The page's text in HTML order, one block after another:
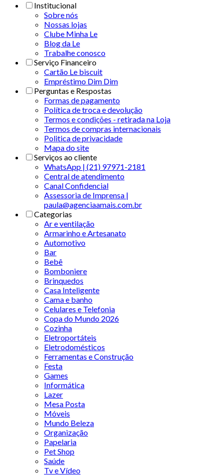
Institucional
Sobre nós
Nossas lojas
Clube Minha Le
Blog da Le
Trabalhe conosco
Serviço Financeiro
Cartão Le biscuit
Empréstimo Dim Dim
Perguntas e Respostas
Formas de pagamento
Política de troca e devolução
Termos e condições - retirada na Loja
Termos de compras internacionais
Politica de privacidade
Mapa do site
Serviços ao cliente
WhatsApp | (21) 97971-2181
Central de atendimento
Canal Confidencial
Assessoria de Imprensa |
paula@agenciaamais.com.br
Categorias
Ar e ventilação
Armarinho e Artesanato
Automotivo
Bar
Bebê
Bomboniere
Brinquedos
Casa Inteligente
Cama e banho
Celulares e Telefonia
Copa do Mundo 2026
Cozinha
Eletroportáteis
Eletrodomésticos
Ferramentas e Construção
Festa
Games
Informática
Lazer
Mesa Posta
Móveis
Mundo Beleza
Organização
Papelaria
Pet Shop
Saúde
Tv e Vídeo